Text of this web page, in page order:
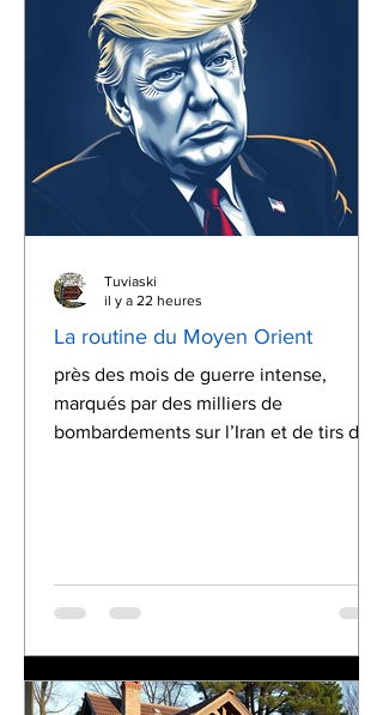
La routine du Moyen Orient
près des mois de guerre intense,
marqués par des milliers de
bombardements sur l’Iran et de tirs de
Tuviaski
il y a 22 heures